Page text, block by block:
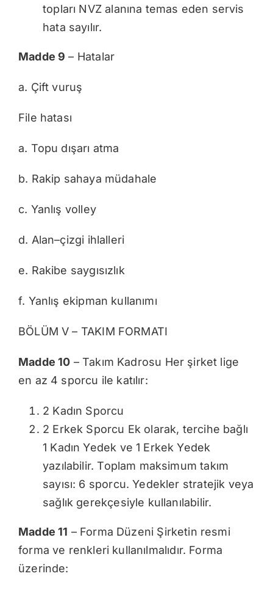
topları NVZ alanına temas eden servis
hata sayılır.
Madde 9 – Hatalar
a. Çift vuruş
File hatası
a. Topu dışarı atma
b. Rakip sahaya müdahale
c. Yanlış volley
d. Alan–çizgi ihlalleri
e. Rakibe saygısızlık
f. Yanlış ekipman kullanımı
BÖLÜM V – TAKIM FORMATI
Madde 10 – Takım Kadrosu Her şirket lige
en az 4 sporcu ile katılır:
2 Kadın Sporcu
2 Erkek Sporcu Ek olarak, tercihe bağlı
1 Kadın Yedek ve 1 Erkek Yedek
yazılabilir. Toplam maksimum takım
sayısı: 6 sporcu. Yedekler stratejik veya
sağlık gerekçesiyle kullanılabilir.
Madde 11 – Forma Düzeni Şirketin resmi
forma ve renkleri kullanılmalıdır. Forma
üzerinde: